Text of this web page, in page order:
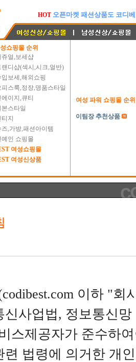
HOT 오픈마켓 패션상품도 코디
NEW 옥션 BEST 여성의류
COOL 옥션의 남성의류 BEST상
쇼핑몰 순위
쥬얼,보세샵
랜디샵(섹시,시크,얼반)
입보세,해외쇼핑
피스룩,정장,명품스타일
에이지,큐티
본스타일
티지
즈,가방,패션아이템
예인 쇼핑몰
여성쇼핑몰
여성신상품
여성 파워 쇼핑몰 순위
이팀장 추천상품
이하 "
신사업법, 정보통신
스제공자가 준수하
련 법령에 의거한 개